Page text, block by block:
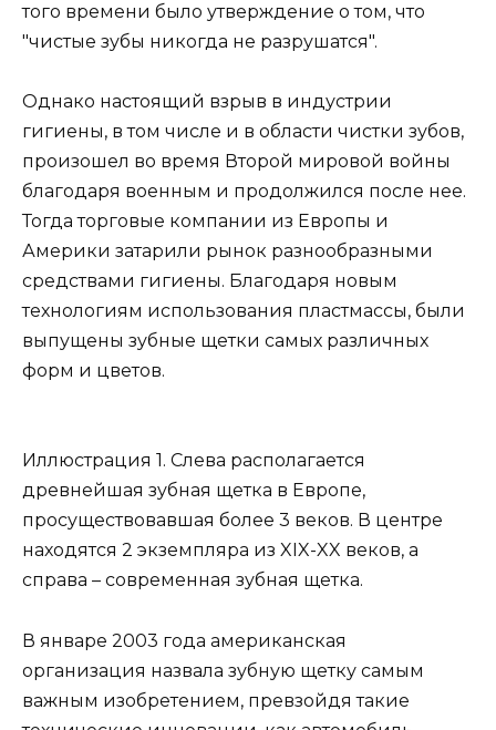
того времени было утверждение о том, что
"чистые зубы никогда не разрушатся".
Однако настоящий взрыв в индустрии
гигиены, в том числе и в области чистки зубов,
произошел во время Второй мировой войны
благодаря военным и продолжился после нее.
Тогда торговые компании из Европы и
Америки затарили рынок разнообразными
средствами гигиены. Благодаря новым
технологиям использования пластмассы, были
выпущены зубные щетки самых различных
форм и цветов.
Иллюстрация 1. Слева располагается
древнейшая зубная щетка в Европе,
просуществовавшая более 3 веков. В центре
находятся 2 экземпляра из XIX-XX веков, а
справа – современная зубная щетка.
В январе 2003 года американская
организация назвала зубную щетку самым
важным изобретением, превзойдя такие